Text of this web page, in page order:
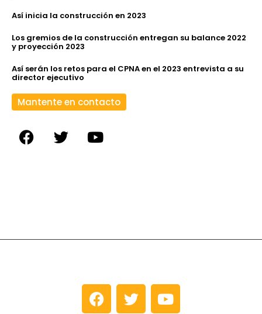
Así inicia la construcción en 2023
Los gremios de la construcción entregan su balance 2022
y proyección 2023
Así serán los retos para el CPNA en el 2023 entrevista a su
director ejecutivo
Mantente en contacto